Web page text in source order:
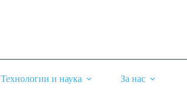
Технологии и наука За нас